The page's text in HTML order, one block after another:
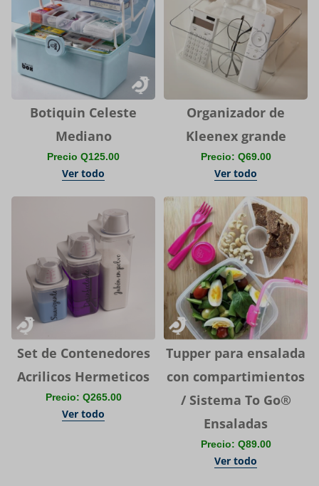
Botiquin Celeste
Mediano
Precio Q125.00
Ver todo
Organizador de
Kleenex grande
Precio: Q69.00
Ver todo
Set de Contenedores
Acrilicos Hermeticos
Precio: Q265.00
Ver todo
Tupper para ensalada
con compartimientos
/ Sistema To Go®
Ensaladas
Precio: Q89.00
Ver todo